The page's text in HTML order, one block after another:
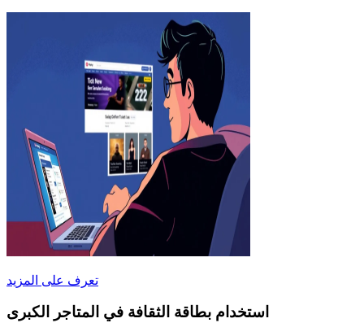
تعرف على المزيد
استخدام بطاقة الثقافة في المتاجر الكبرى